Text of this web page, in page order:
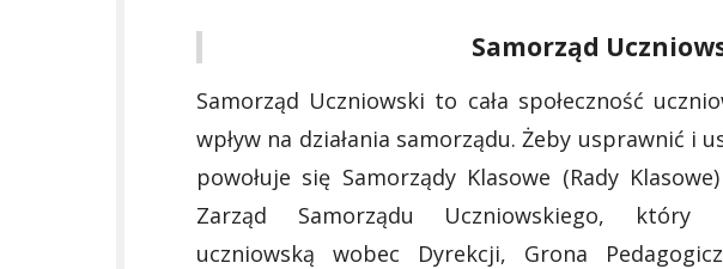
Samorząd
Samorząd Uczniowski to cała społeczność
wpływ na działania samorządu. Żeby usprawnić i
powołuje się Samorządy Klasowe (Rady
Zarząd Samorządu Uczniowskiego, który
uczniowską wobec Dyrekcji, Grona